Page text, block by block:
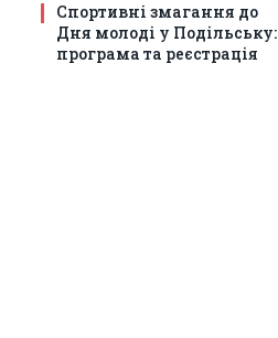
Спортивні змагання до
Дня молоді у Подільську:
програма та реєстрація